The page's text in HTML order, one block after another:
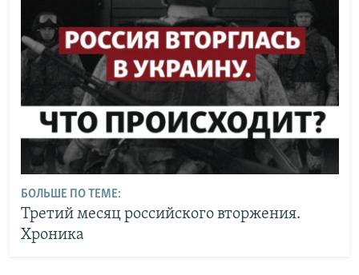
БОЛЬШЕ ПО ТЕМЕ:
Третий месяц российского вторжения.
Хроника